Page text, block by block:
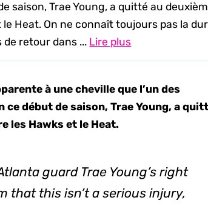
saison, Trae Young, a quitté au
Heat. On ne connaît toujours pas la
de retour dans ... Lire plus
à une cheville que l’un des
ce début de saison, Trae Young, a
les Hawks et le Heat.
guard Trae Young’s right
that this isn’t a serious injury,